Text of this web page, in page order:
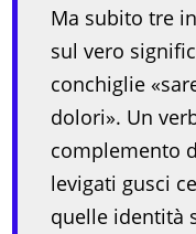
Ma subito tre
sul vero
conchiglie
dolori». Un
complemento
levigati gusci
quelle identità